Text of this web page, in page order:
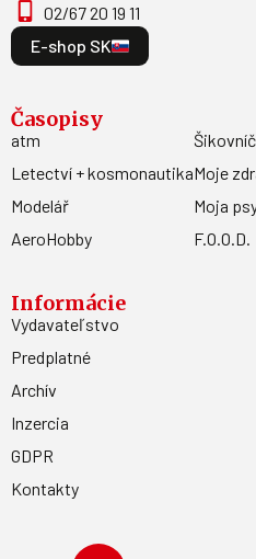
02/67 20 19 11
E-shop SK
Časopisy
atm
Letectví + kosmonautika
Modelář
AeroHobby
Moje
Moja
F.O.O.D.
Informácie
Vydavateľstvo
Predplatné
Archív
Inzercia
GDPR
Kontakty